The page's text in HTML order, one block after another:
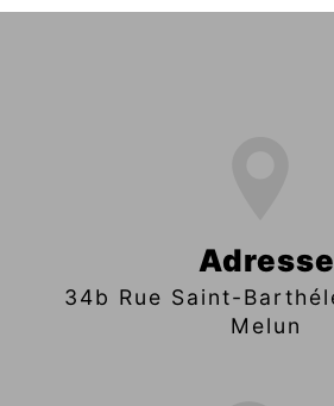
Adresse
34b Rue Saint-Barthélémy, 77000
Melun